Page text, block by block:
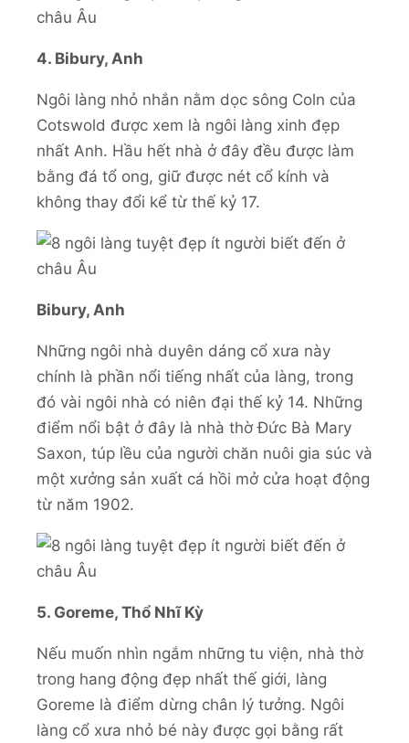
4. Bibury, Anh
Ngôi làng nhỏ nhắn nằm dọc sông Coln của
Cotswold được xem là ngôi làng xinh đẹp
nhất Anh. Hầu hết nhà ở đây đều được làm
bằng đá tổ ong, giữ được nét cổ kính và
không thay đổi kể từ thế kỷ 17.
Bibury, Anh
Những ngôi nhà duyên dáng cổ xưa này
chính là phần nổi tiếng nhất của làng, trong
đó vài ngôi nhà có niên đại thế kỷ 14. Những
điểm nổi bật ở đây là nhà thờ Đức Bà Mary
Saxon, túp lều của người chăn nuôi gia súc và
một xưởng sản xuất cá hồi mở cửa hoạt động
từ năm 1902.
5. Goreme, Thổ Nhĩ Kỳ
Nếu muốn nhìn ngắm những tu viện, nhà thờ
trong hang động đẹp nhất thế giới, làng
Goreme là điểm dừng chân lý tưởng. Ngôi
làng cổ xưa nhỏ bé này được gọi bằng rất